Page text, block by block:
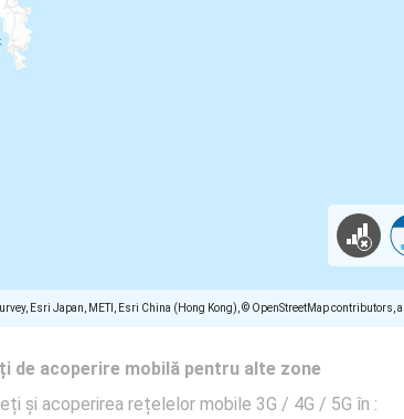
Esri Japan, METI, Esri China (Hong Kong), © OpenStreetMap contributors,
de acoperire mobilă pentru alte zone
și acoperirea rețelelor mobile 3G / 4G / 5G în :